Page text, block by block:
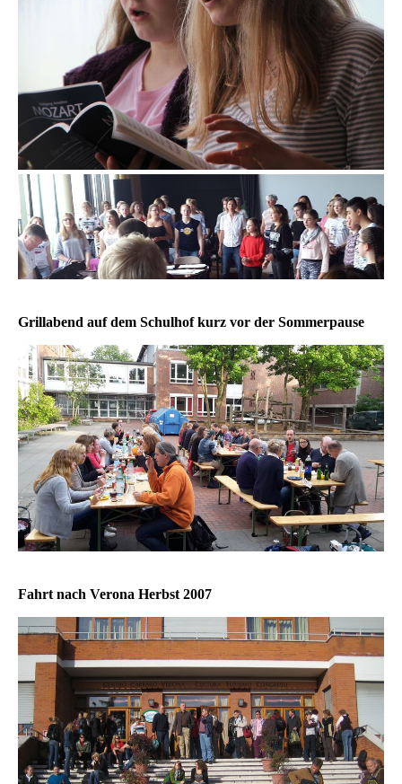
Grillabend auf dem Schulhof kurz vor der Sommerpause
Fahrt nach Verona Herbst 2007